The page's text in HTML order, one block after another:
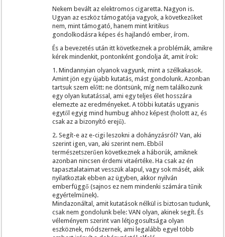
Nekem bevált az elektromos cigaretta. Nagyon is.
Ugyan az eszköz támogatója vagyok, a következőket
nem, mint támogató, hanem mint kritikus
gondolkodásra képes és hajlandó ember, írom.
És a bevezetés után itt következnek a problémák, amikre
kérek mindenkit, pontonként gondolja át, amit írok:
1. Mindannyian olyanok vagyunk, mint a szélkakasok.
Amint jön egy újabb kutatás, mást gondolunk. Azonban
tartsuk szem előtt: ne döntsünk, míg nem találkozunk
egy olyan kutatással, ami egy teljes élet hosszára
elemezte az eredményeket. A többi kutatás ugyanis
egytől egyig mind humbug ahhoz képest (holott az, és
csak az a bizonyító erejű).
2. Segít-e az e-cigi leszokni a dohányzásról? Van, aki
szerint igen, van, aki szerint nem. Ebből
természetszerűen következnek a háborúk, amiknek
azonban nincsen érdemi vitaértéke. Ha csak az én
tapasztalataimat vesszük alapul, vagy sok másét, akik
nyilatkoztak ebben az ügyben, akkor nyilván
emberfüggő (sajnos ez nem mindenki számára tűnik
egyértelműnek).
Mindazonáltal, amit kutatások nélkül is biztosan tudunk,
csak nem gondolunk bele: VAN olyan, akinek segít. És
véleményem szerint van létjogosultsága olyan
eszköznek, módszernek, ami legalább egyel több